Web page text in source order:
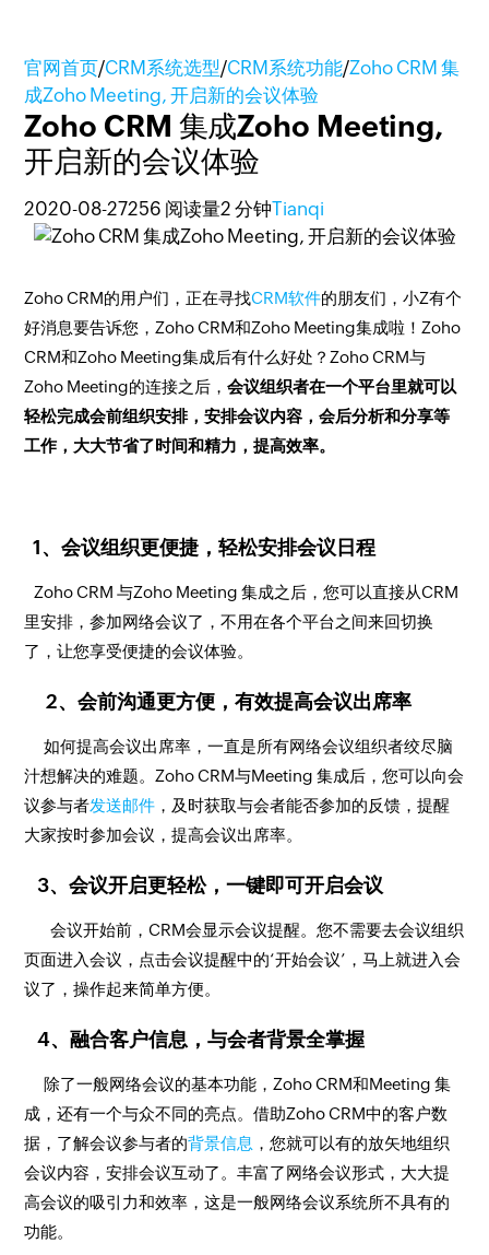
官网首页/CRM系统选型/CRM系统功能/Zoho CRM 集
成Zoho Meeting, 开启新的会议体验
Zoho CRM 集成Zoho Meeting,
开启新的会议体验
2020-08-27256 阅读量2 分钟Tianqi
Zoho CRM的用户们，正在寻找CRM软件的朋友们，小Z有个
好消息要告诉您，Zoho CRM和Zoho Meeting集成啦！Zoho
CRM和Zoho Meeting集成后有什么好处？Zoho CRM与
Zoho Meeting的连接之后，会议组织者在一个平台里就可以
轻松完成会前组织安排，安排会议内容，会后分析和分享等
工作，大大节省了时间和精力，提高效率。
1、会议组织更便捷，轻松安排会议日程
Zoho CRM 与Zoho Meeting 集成之后，您可以直接从CRM
里安排，参加网络会议了，不用在各个平台之间来回切换
了，让您享受便捷的会议体验。
2、会前沟通更方便，有效提高会议出席率
如何提高会议出席率，一直是所有网络会议组织者绞尽脑
汁想解决的难题。Zoho CRM与Meeting 集成后，您可以向会
议参与者发送邮件 ，及时获取与会者能否参加的反馈，提醒
大家按时参加会议，提高会议出席率。
3、会议开启更轻松，一键即可开启会议
会议开始前，CRM会显示会议提醒。您不需要去会议组织
页面进入会议，点击会议提醒中的‘开始会议’，马上就进入会
议了，操作起来简单方便。
4、融合客户信息，与会者背景全掌握
除了一般网络会议的基本功能，Zoho CRM和Meeting 集
成，还有一个与众不同的亮点。借助Zoho CRM中的客户数
据，了解会议参与者的背景信息 ，您就可以有的放矢地组织
会议内容，安排会议互动了。丰富了网络会议形式，大大提
高会议的吸引力和效率，这是一般网络会议系统所不具有的
功能。